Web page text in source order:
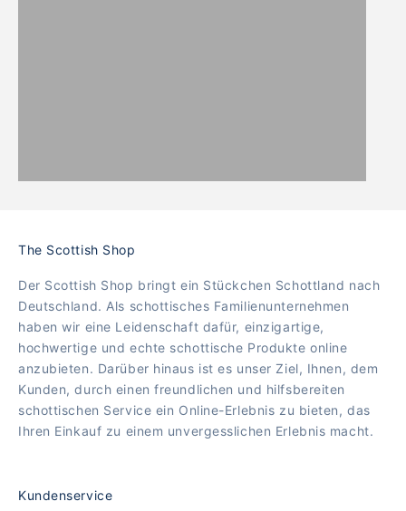
The Scottish Shop
Der Scottish Shop bringt ein Stückchen Schottland nach
Deutschland. Als schottisches Familienunternehmen
haben wir eine Leidenschaft dafür, einzigartige,
hochwertige und echte schottische Produkte online
anzubieten. Darüber hinaus ist es unser Ziel, Ihnen, dem
Kunden, durch einen freundlichen und hilfsbereiten
schottischen Service ein Online-Erlebnis zu bieten, das
Ihren Einkauf zu einem unvergesslichen Erlebnis macht.
Kundenservice